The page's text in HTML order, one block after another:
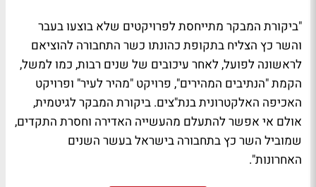
"ביקורת המבקר מתייחסת לפרויקטים שלא בוצעו בעבר
והשר כץ הצליח בתקופת כהונתו כשר התחבורה להוציאם
לראשונה לפועל, לאחר עיכובים של שנים רבות, כמו למשל,
הקמת "הנתיבים המהירים", פרויקט "מהיר לעיר" ופרויקט
האכיפה האלקטרונית בנת"צים. ביקורת המבקר לגיטמית,
אולם אי אפשר להתעלם מהעשייה האדירה וחסרת התקדים,
שמוביל השר כץ בתחבורה בישראל בעשר השנים
האחרונות".